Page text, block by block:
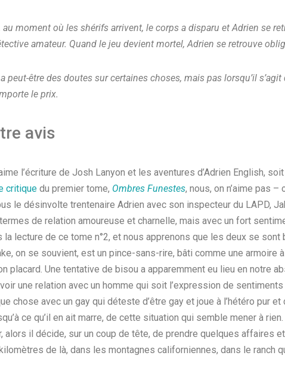
au moment où les shérifs arrivent, le corps a disparu et Adrien se
amateur. Quand le jeu devient mortel, Adrien se retrouve
peut-être des doutes sur certaines choses, mais pas lorsqu’il
le prix.
avis
l’écriture de Josh Lanyon et les aventures d’Adrien English,
critique du premier tome, Ombres Funestes, nous, on n’aime pas –
le désinvolte trentenaire Adrien avec son inspecteur du LAPD,
de relation amoureuse et charnelle, mais avec un fort
lecture de ce tome n°2, et nous apprenons que les deux se sont
on se souvient, est un pince-sans-rire, bâti comme une armoire
Une tentative de bisou a apparemment eu lieu en notre
une relation avec un homme qui soit l’expression de
chose avec un gay qui déteste d’être gay et joue à l’hétéro pur et
ce qu’il en ait marre, de cette situation qui semble mener à rien.
alors il décide, sur un coup de tête, de prendre quelques affaires
de là, dans les montagnes californiennes, dans le ranch